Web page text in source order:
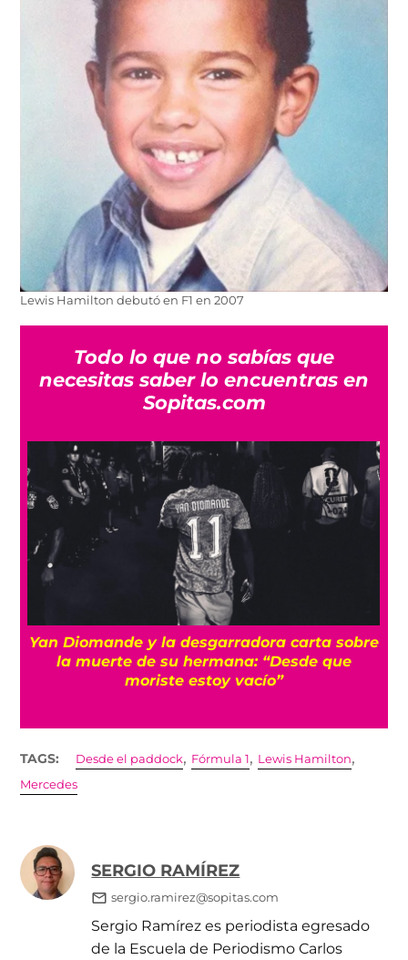
Lewis Hamilton debutó en F1 en 2007
Todo lo que no sabías que
necesitas saber lo encuentras en
Sopitas.com
¡Imparables! México firma su mejor
participación en Juegos Centroamericanos
con récord de medallas
TAGS: Desde el paddock, Fórmula 1, Lewis Hamilton,
Mercedes
SERGIO RAMÍREZ
sergio.ramirez@sopitas.com
Sergio Ramírez es periodista egresado
de la Escuela de Periodismo Carlos